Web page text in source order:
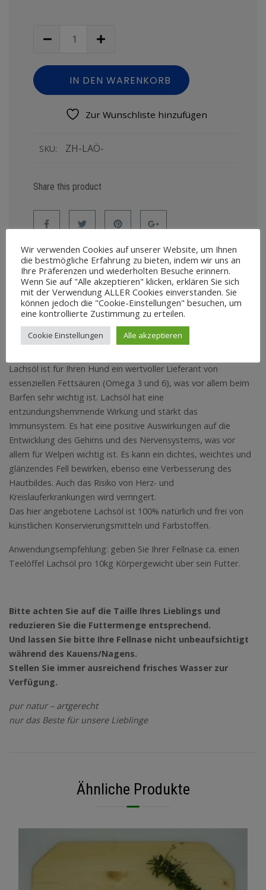
IN DEN WARENKORB
Zur Wunschliste hinzufügen
SKU: ZH-LAÖ-
Share this product
BESCHREIBUNG REZENSIONEN (1)
Beschreibung
Lachsöl ist für Ihren Hund ein wertvoller Lieferant von
essenziellen Fettsäuren (Omega 3 und 6), was vor allem beim
Barfen sehr wichtig ist. Lachsöl hat eine
entzündungshemmende Wirkung und stärkt das
Immunsystem. Es hat eine positive Auswirkungen auf die
Entwicklung des Gehirns und des Nervensystems, was vor
allem für Welpen wichtig ist. Es kann ein dichtes, weichtes und
glänzendes Fell bewirken, ebenso eine Verbesserung des
Hautbildes. Auch das Risiko von Herz- und
Kreislauferkrankungen wird verringert.
Das hier angebotene Lachsöl ist 100% natürlich und frei von
künstlichen Konservierungsmitteln und Farbstoffen.
Anwendungsempfehlung: geben Sie Ihrer Fellnase ca. einen
Teelöffel Lachsöl pro 10kg Körpergewicht über sein Futter.
Bitte achten Sie auf die Taille Ihres Lieblings und
reduzieren Sie die Futtermenge entsprechend.
Und lassen Sie bitte Ihre Fellnase nicht unbeaufsichtigt
während des Kauens/Nagens.
Stellen Sie immer ausreichend frisches Wasser zur
Verfügung.
pur natur – artgerecht
nur das Beste für unsere Lieblinge
Ähnliche Produkte
Wir verwenden Cookies auf unserer Website, um Ihnen
die bestmögliche Erfahrung zu bieten, indem wir uns an
Ihre Präferenzen und wiederholten Besuche erinnern.
Wenn Sie auf "Alle akzeptieren" klicken, erklären Sie sich
mit der Verwendung ALLER Cookies einverstanden. Sie
können jedoch die "Cookie-Einstellungen" besuchen, um
eine kontrollierte Zustimmung zu erteilen.
Cookie Einstellungen Alle akzeptieren